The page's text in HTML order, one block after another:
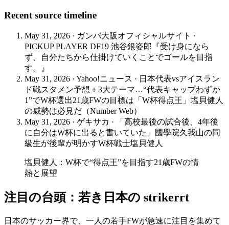
Recent source timeline
May 31, 2026 · ガンバ大阪オフィシャルサイト ·
PICKUP PLAYER DF19 池谷銀姿郎『受け身になら
ず、自分たちから仕掛けていくことでゴールを目指
す。』
May 31, 2026 · Yahoo!ニュース · 日本代表vsアイスラン
ド戦スタメン予想＋3大テーマ…“代表キャップわずか
1”でW杯選出21歳FWの目標は「W杯得点王」塩貝健人
の威勢は必見だ（Number Web）
May 31, 2026 · ゲキサカ ·
「高校最後の試合後、4年後
に自分はW杯に出ると書いていた」國學院久我山の同
級生が後輩が明かすW杯戦士塩貝健人
塩貝健人：W杯で“得点王”を目指す21歳FWの情
熱と展望
注目の台頭：若き日本の strikerrt
日本のサッカー界で、一人の若手FWが急速に注目を集めて